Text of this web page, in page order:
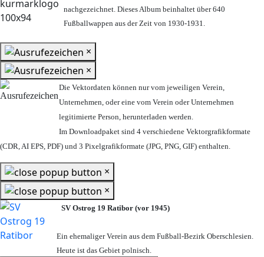
nachgezeichnet. Dieses Album beinhaltet über 640
Fußballwappen aus der Zeit von 1930-1931.
×
×
Die Vektordaten können nur vom jeweiligen Verein,
Unternehmen, oder eine vom Verein oder Unternehmen
legitimierte Person, herunterladen werden.
Im Downloadpaket sind 4 verschiedene Vektorgrafikformate
(CDR, AI EPS, PDF) und 3 Pixelgrafikformate (JPG, PNG, GIF) enthalten.
×
×
SV Ostrog 19 Ratibor (vor 1945)
Ein ehemaliger Verein aus dem Fußball-Bezirk Oberschlesien.
Heute ist das Gebiet polnisch.